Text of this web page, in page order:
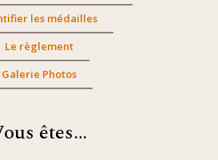
les médailles
Le règlement
Galerie Photos
êtes…